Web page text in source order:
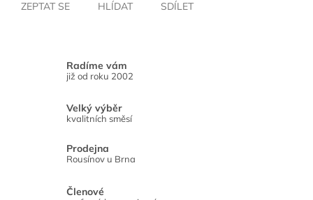
ZEPTAT SE HLÍDAT SDÍLET
Radíme vám
již od roku 2002
Velký výběr
kvalitních směsí
Prodejna
Rousínov u Brna
Členové